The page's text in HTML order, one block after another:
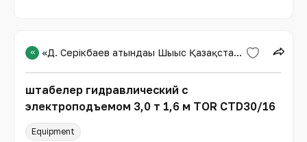
« «Д. Серікбаев атындағы Шығыс Қазақстан техникалық университеті»
штабелер гидравлический с
электроподъемом 3,0 т 1,6 м TOR CTD30/16
Equipment